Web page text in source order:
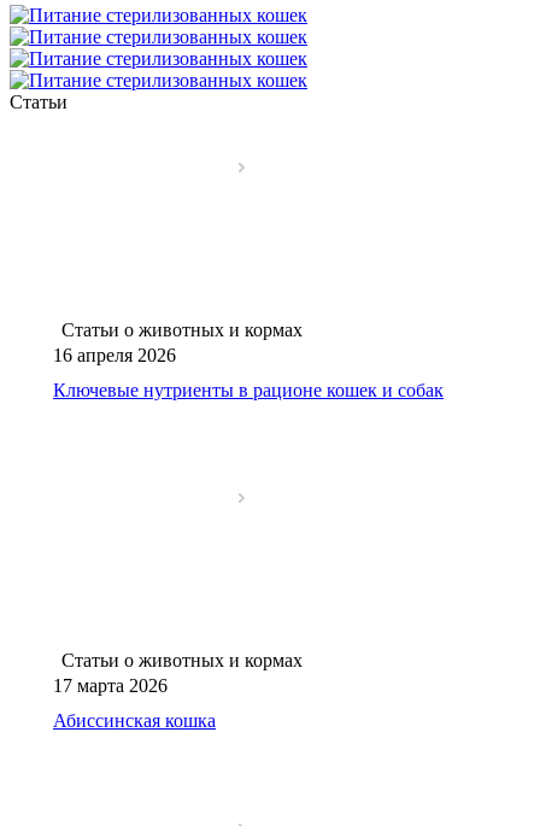
Статьи
Статьи о животных и кормах
16 апреля 2026
Ключевые нутриенты в рационе кошек и собак
Статьи о животных и кормах
17 марта 2026
Абиссинская кошка